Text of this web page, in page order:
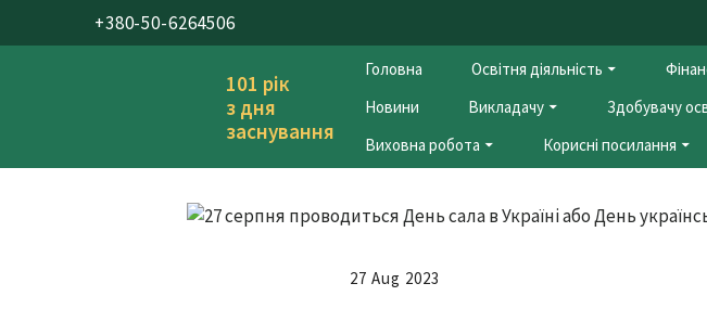
+380-50-6264506
101 рік
з дня
заснування
Головна Освітня діяльність
Новини
Викладачу Здобувачу
Виховна робота
Корисні посилання
27 Aug 2023